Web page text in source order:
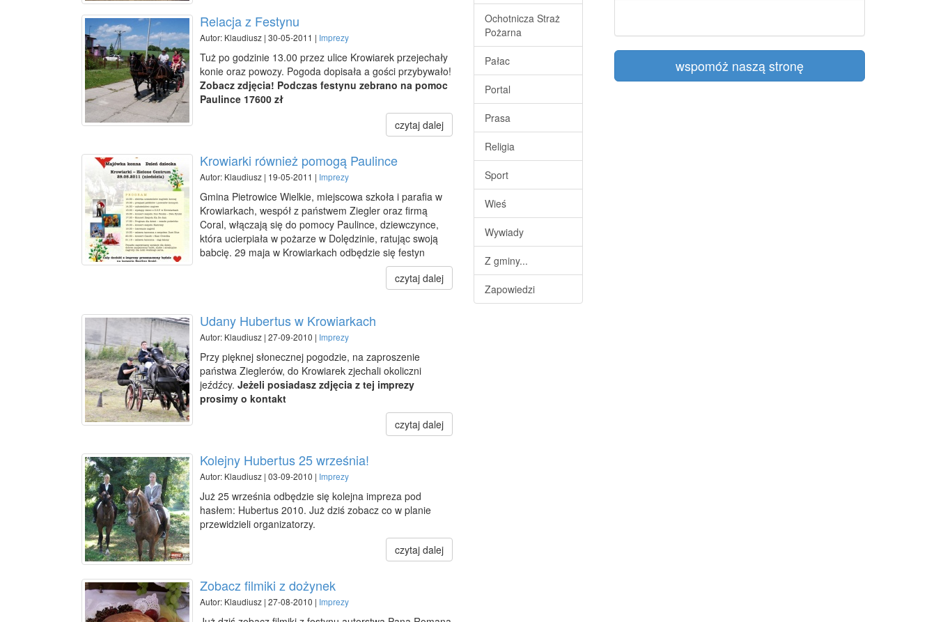
Relacja z Festynu
Autor: Klaudiusz | 30-05-2011 | Imprezy
Tuż po godzinie 13.00 przez ulice Krowiarek przejechały
konie oraz powozy. Pogoda dopisała a gości przybywało!
Zobacz zdjęcia! Podczas festynu zebrano na pomoc
Paulince 17600 zł
czytaj dalej
Krowiarki również pomogą Paulince
Autor: Klaudiusz | 19-05-2011 | Imprezy
Gmina Pietrowice Wielkie, miejscowa szkoła i parafia w
Krowiarkach, wespół z państwem Ziegler oraz firmą
Coral, włączają się do pomocy Paulince, dziewczynce,
która ucierpiała w pożarze w Dolędzinie, ratując swoją
babcię. 29 maja w Krowiarkach odbędzie się festyn
czytaj dalej
Udany Hubertus w Krowiarkach
Autor: Klaudiusz | 27-09-2010 | Imprezy
Przy pięknej słonecznej pogodzie, na zaproszenie
państwa Zieglerów, do Krowiarek zjechali okoliczni
jeźdźcy. Jeżeli posiadasz zdjęcia z tej imprezy
prosimy o kontakt
czytaj dalej
Kolejny Hubertus 25 września!
Autor: Klaudiusz | 03-09-2010 | Imprezy
Już 25 września odbędzie się kolejna impreza pod
hasłem: Hubertus 2010. Już dziś zobacz co w planie
przewidzieli organizatorzy.
czytaj dalej
Zobacz filmiki z dożynek
Autor: Klaudiusz | 27-08-2010 | Imprezy
Ochotnicza Straż
Pożarna
Pałac
Portal
Prasa
Religia
Sport
Wieś
Wywiady
Z gminy...
Zapowiedzi
wspomóż naszą stronę